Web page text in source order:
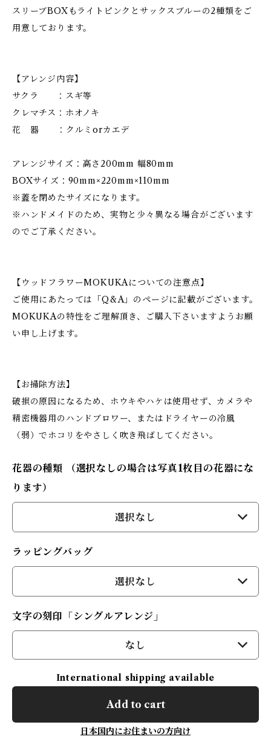
スリーブBOXもライトピンクとサックスブルーの2種類をご
用意しております。
【アレンジ内容】
サクラ ：スギ等
クレマチス：ホオノキ
花 器 ：クルミorカエデ
アレンジサイズ：高さ200mm 幅80mm
BOXサイズ：90mm×220mm×110mm
※蓋を閉めたサイズになります。
※ハンドメイドのため、実物と少々異なる場合がございます
のでご了承ください。
【ウッドフラワーMOKUKAについての注意点】
ご使用にあたっては「Q&A」のページに記載がございます。
MOKUKAの特性をご理解頂き、ご購入下さいますようお願
い申し上げます。
【お掃除方法】
破損の原因になるため、ホウキやハケは使用せず、カメラや
精密機器用のハンドブロワー、またはドライヤーの冷風
（弱）でホコリをやさしく吹き飛ばしてください。
花器の種類 （選択なしの場合は写真1枚目の花器にな
ります）
選択なし
ラッピングバッグ
選択なし
文字の刻印「シングルアレンジ」
なし
International shipping available
Add to cart
日本国内にお住まいの方向け